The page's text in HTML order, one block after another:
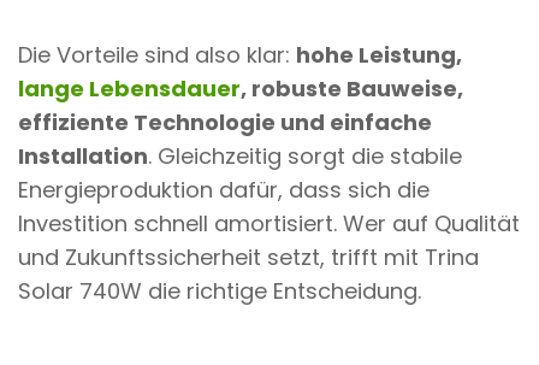
Die Vorteile sind also klar: hohe Leistung,
lange Lebensdauer, robuste Bauweise,
effiziente Technologie und einfache
Installation. Gleichzeitig sorgt die stabile
Energieproduktion dafür, dass sich die
Investition schnell amortisiert. Wer auf Qualität
und Zukunftssicherheit setzt, trifft mit Trina
Solar 740W die richtige Entscheidung.